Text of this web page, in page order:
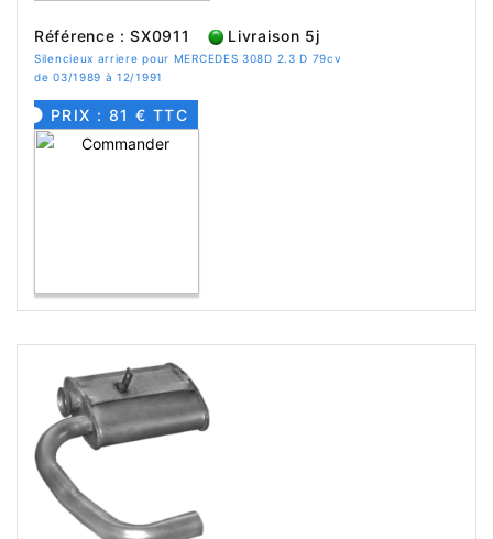
Référence : SX0911 Livraison 5j
Silencieux arriere pour MERCEDES 308D 2.3 D 79cv
de 03/1989 à 12/1991
PRIX : 81 € TTC